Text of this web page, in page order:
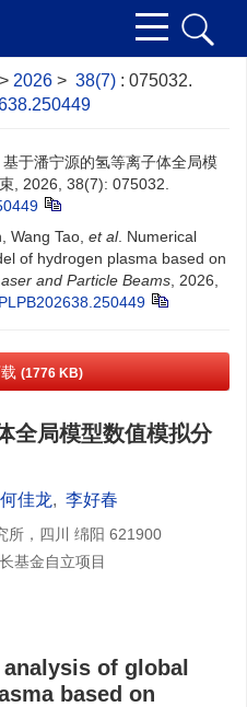
> 2026 > 38(7) : 075032.
于潘宁源的氢等离子体全局模
, 2026, 38(7): 075032.
Wang Tao, et al. Numerical
of hydrogen plasma based on
and Particle Beams , 2026,
(1776 KB)
全局模型数值模拟分
何佳龙, 李好春
所，四川 绵阳 621900
基金自立项目
of global
based on